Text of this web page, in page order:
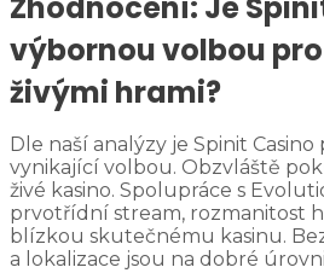
Zhodnocení: Je
výbornou volbou
živými hrami?
Dle naší analýzy je Spinit
vynikající volbou. Obzvláště
živé kasino. Spolupráce s
prvotřídní stream, rozmanitost
blízkou skutečnému kasinu.
a lokalizace jsou na dobré